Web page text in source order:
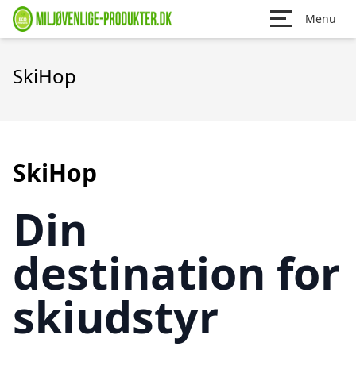
Menu
SkiHop
SkiHop
Din
destination for
skiudstyr